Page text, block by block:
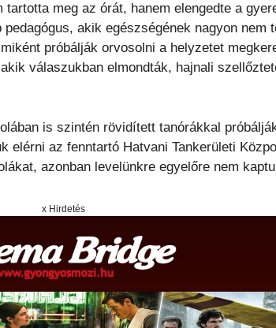
meg az órát, hanem elengedte a
akik egészségének nagyon nem
próbálják orvosolni a helyzetet
válaszukban elmondták, hajnali
is szintén rövidített tanórákkal
elérni az fenntartó Hatvani Tankerületi
azonban levelünkre egyelőre nem
x Hirdetés